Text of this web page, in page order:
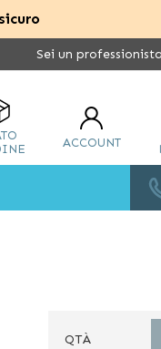
Sei un
ACCOUNT
QTÀ